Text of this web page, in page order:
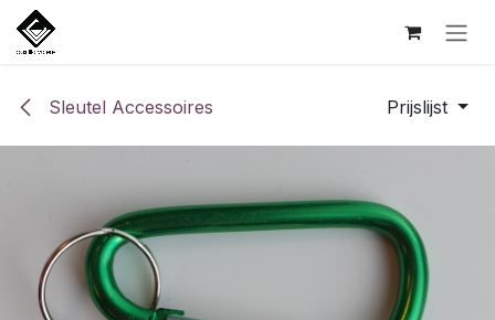
Overslaan naar inhoud
Sleutel Accessoires Prijslijst